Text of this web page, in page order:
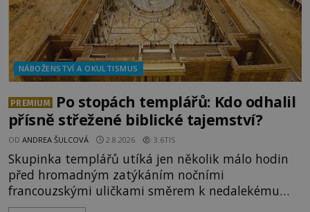
NÁBOŽENSTVÍ A OKULTISMUS
PREMIUM
Po stopách templářů: Kdo odhalil
přísně střežené biblické tajemství?
OD ANDREA ŠULCOVÁ 2.8.2026 3.6TIS
Skupinka templářů utíká jen několik málo hodin
před hromadným zatýkáním nočními
francouzskými uličkami směrem k nedalekému
přístavu. Jeden z nich má přes ramena ranec s